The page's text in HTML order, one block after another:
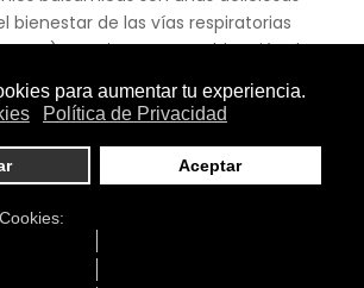
bienestar de las vías respiratorias
Gracias a su combinación de
con acción balsámica
de descongestión y protección
sin gluten y sin lactosa.